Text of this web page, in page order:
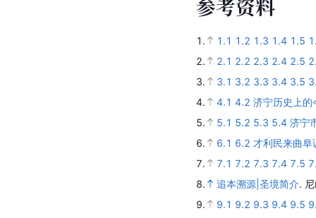
参考资料
1. 1.1 1.2 1.3 1.4 1.5
2.
2.1 2.2 2.3 2.4 2.5
3.
3.1 3.2 3.3 3.4 3.5
4.
4.1 4.2 济宁历史上的
5.
5.1 5.2 5.3 5.4 济宁
6.
6.1 6.2 才利民来曲阜
7.
7.1 7.2 7.3 7.4 7.5
8.
追本溯源|圣境简介.
9.
9.1 9.2 9.3 9.4 9.5